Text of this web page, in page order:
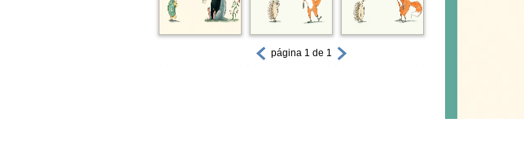
página 1 de 1